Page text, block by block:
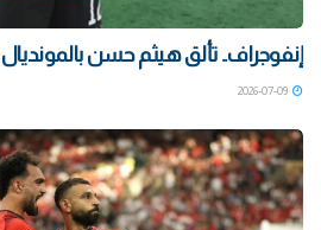
إنفوجراف.. تألق هيثم حسن